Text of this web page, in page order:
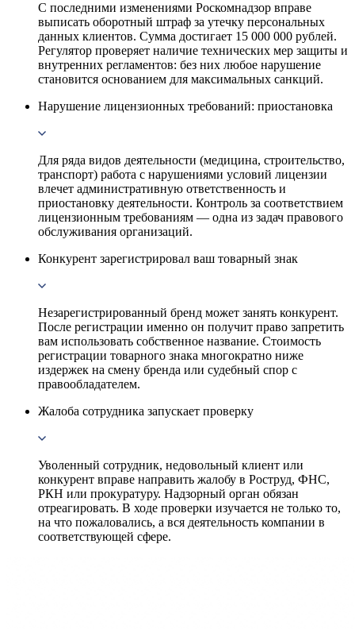
С последними изменениями Роскомнадзор вправе
выписать оборотный штраф за утечку персональных
данных клиентов. Сумма достигает 15 000 000 рублей.
Регулятор проверяет наличие технических мер защиты и
внутренних регламентов: без них любое нарушение
становится основанием для максимальных санкций.
Нарушение лицензионных требований: приостановка
Для ряда видов деятельности (медицина, строительство,
транспорт) работа с нарушениями условий лицензии
влечет административную ответственность и
приостановку деятельности. Контроль за соответствием
лицензионным требованиям — одна из задач правового
обслуживания организаций.
Конкурент зарегистрировал ваш товарный знак
Незарегистрированный бренд может занять конкурент.
После регистрации именно он получит право запретить
вам использовать собственное название. Стоимость
регистрации товарного знака многократно ниже
издержек на смену бренда или судебный спор с
правообладателем.
Жалоба сотрудника запускает проверку
Уволенный сотрудник, недовольный клиент или
конкурент вправе направить жалобу в Роструд, ФНС,
РКН или прокуратуру. Надзорный орган обязан
отреагировать. В ходе проверки изучается не только то,
на что пожаловались, а вся деятельность компании в
соответствующей сфере.